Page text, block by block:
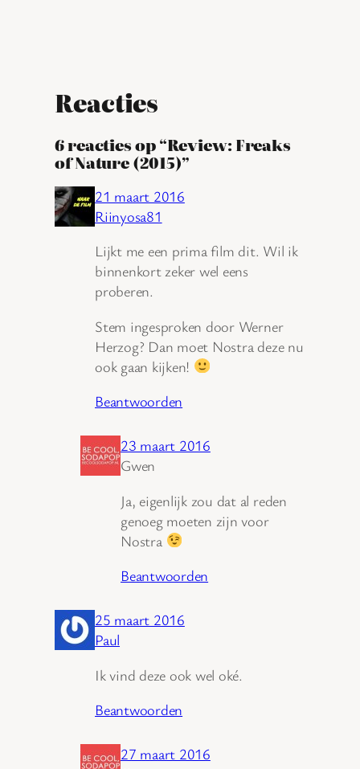
Reacties
6 reacties op “Review: Freaks
of Nature (2015)”
21 maart 2016
Riinyosa81
Lijkt me een prima film dit. Wil ik
binnenkort zeker wel eens
proberen.
Stem ingesproken door Werner
Herzog? Dan moet Nostra deze nu
ook gaan kijken!
Beantwoorden
23 maart 2016
Gwen
Ja, eigenlijk zou dat al reden
genoeg moeten zijn voor
Nostra
Beantwoorden
25 maart 2016
Paul
Ik vind deze ook wel oké.
Beantwoorden
27 maart 2016